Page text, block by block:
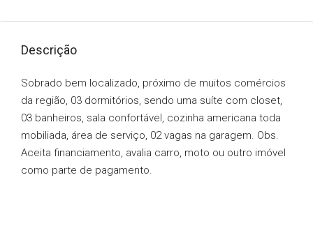
Descrição
Sobrado bem localizado, próximo de muitos comércios
da região, 03 dormitórios, sendo uma suíte com closet,
03 banheiros, sala confortável, cozinha americana toda
mobiliada, área de serviço, 02 vagas na garagem. Obs.
Aceita financiamento, avalia carro, moto ou outro imóvel
como parte de pagamento.